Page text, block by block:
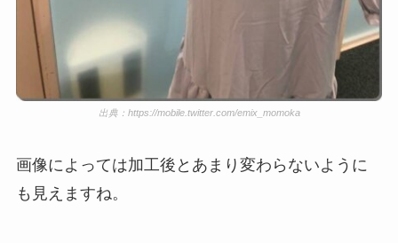
出典：https://mobile.twitter.com/emix_momoka
画像によっては加工後とあまり変わらないように
も見えますね。